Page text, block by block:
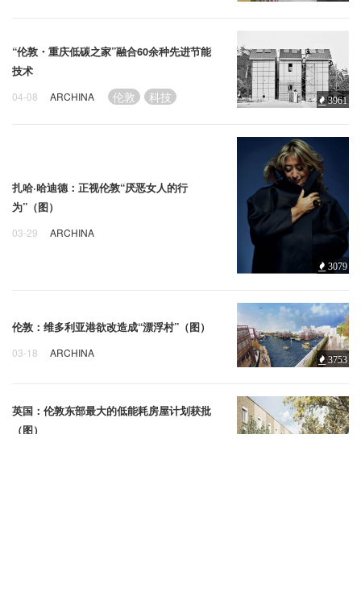
“伦敦・重庆低碳之家”融合60余种先进节能
技术
04-08 ARCHINA 伦敦 科技 3961
扎哈·哈迪德：正视伦敦“厌恶女人的行
为”（图）
03-29 ARCHINA
3079
伦敦：维多利亚港欲改造成“漂浮村”（图）
03-18 ARCHINA
3753
英国：伦敦东部最大的低能耗房屋计划获批
（图）